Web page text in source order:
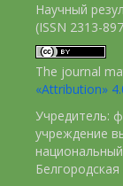
Научный
(ISSN 2313-
The journal
«Attribution»
Учредитель:
учреждение